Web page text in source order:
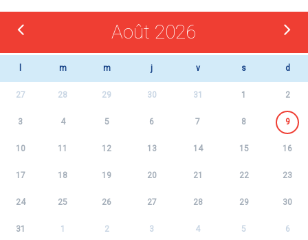
Août 2026
m m j v s d
27 28 29 30 31 1 2
3 4 5 6 7 8 9
10 11 12 13 14 15 16
17 18 19 20 21 22 23
24 25 26 27 28 29 30
31 1 2 3 4 5 6